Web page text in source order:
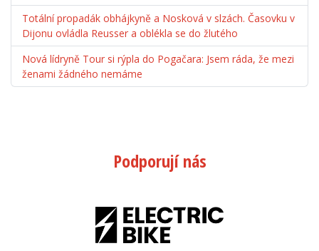
Totální propadák obhájkyně a Nosková v slzách. Časovku v
Dijonu ovládla Reusser a oblékla se do žlutého
Nová lídryně Tour si rýpla do Pogačara: Jsem ráda, že mezi
ženami žádného nemáme
Podporují nás